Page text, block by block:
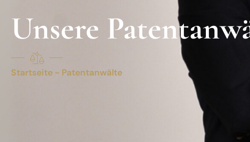
Unsere
Startseite - Patentanwälte